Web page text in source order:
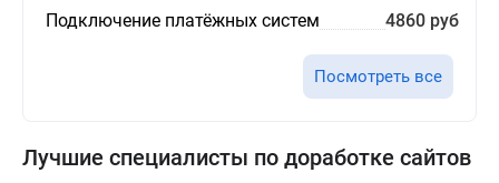
Подключение платёжных систем
4860 руб
Посмотреть все
Лучшие специалисты по доработке сайтов